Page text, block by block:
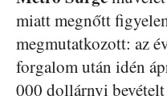
miatt megnőtt
megmutatkozott: az
forgalom után idén
000 dollárnyi